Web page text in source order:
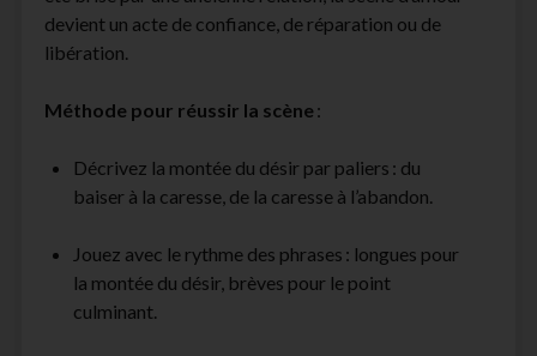
devient un acte de confiance, de réparation ou de
libération.
Méthode pour réussir la scène :
Décrivez la montée du désir par paliers : du
baiser à la caresse, de la caresse à l’abandon.
Jouez avec le rythme des phrases : longues pour
la montée du désir, brèves pour le point
culminant.